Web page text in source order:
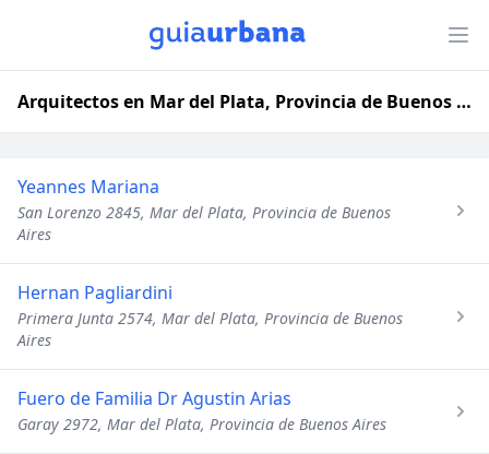
Arquitectos en Mar del Plata, Provincia de Buenos Aires
Yeannes Mariana
San Lorenzo 2845, Mar del Plata, Provincia de Buenos
Aires
Hernan Pagliardini
Primera Junta 2574, Mar del Plata, Provincia de Buenos
Aires
Fuero de Familia Dr Agustin Arias
Garay 2972, Mar del Plata, Provincia de Buenos Aires